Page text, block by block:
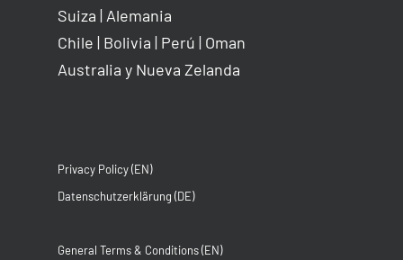
Suiza | Alemania
Chile | Bolivia | Perú | Oman
Australia y Nueva Zelanda
Privacy Policy (EN)
Datenschutzerklärung (DE)
General Terms & Conditions (EN)